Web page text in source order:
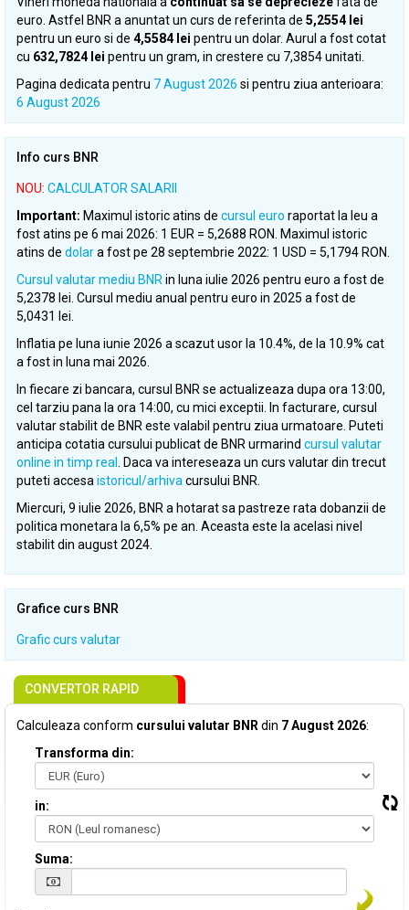
euro. Astfel BNR a anuntat un curs de referinta de 5,2554 lei
pentru un euro si de 4,5584 lei pentru un dolar. Aurul a fost cotat
cu 632,7824 lei pentru un gram, in crestere cu 7,3854 unitati.
Pagina dedicata pentru 7 August 2026 si pentru ziua anterioara:
6 August 2026
Info curs BNR
NOU: CALCULATOR SALARII
Important: Maximul istoric atins de cursul euro raportat la leu a
fost atins pe 6 mai 2026: 1 EUR = 5,2688 RON. Maximul istoric
atins de dolara fost pe 28 septembrie 2022: 1 USD = 5,1794 RON.
Cursul valutar mediu BNR in luna iulie 2026 pentru euro a fost de
5,2378 lei. Cursul mediu anual pentru euro in 2025 a fost de
5,0431 lei.
Inflatia pe luna iunie 2026 a scazut usor la 10.4%, de la 10.9% cat
a fost in luna mai 2026.
In fiecare zi bancara, cursul BNR se actualizeaza dupa ora 13:00,
cel tarziu pana la ora 14:00, cu mici exceptii. In facturare, cursul
valutar stabilit de BNR este valabil pentru ziua urmatoare. Puteti
anticipa cotatia cursului publicat de BNR urmarind cursul valutar
online in timp real
. Daca va intereseaza un curs valutar din trecut
puteti accesa istoricul/arhiva cursului BNR.
Miercuri, 9 iulie 2026, BNR a hotarat sa pastreze rata dobanzii de
politica monetara la 6,5% pe an. Aceasta este la acelasi nivel
stabilit din august 2024.
Grafice curs BNR
Grafic curs valutar
CONVERTOR RAPID
Calculeaza conform cursului valutar BNR din 7 August 2026:
Transforma din:
in:
Suma: